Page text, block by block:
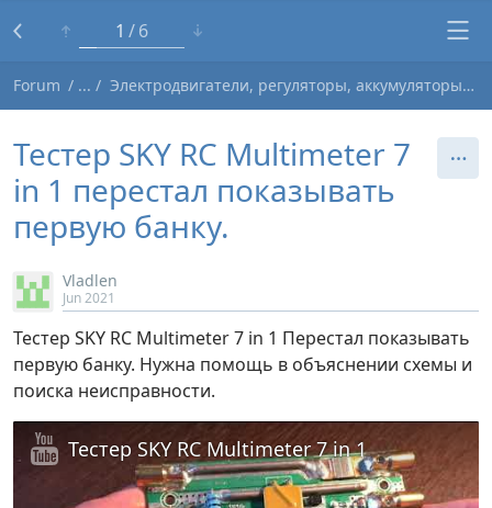
1 6
Forum Электродвигатели, регуляторы, аккумуляторы, зарядники
Тестер SKY RC Multimeter 7
in 1 перестал показывать
первую банку.
Vladlen
Jun 2021
Тестер SKY RC Multimeter 7 in 1 Перестал показывать
первую банку. Нужна помощь в объяснении схемы и
поиска неисправности.
Тестер SKY RC Multimeter 7 in 1